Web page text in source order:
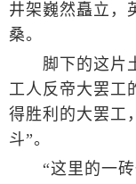
井架巍然矗立，
桑。
脚下的这片土
工人反帝大罢工
得胜利的大罢工
斗”。
“这里的一砖